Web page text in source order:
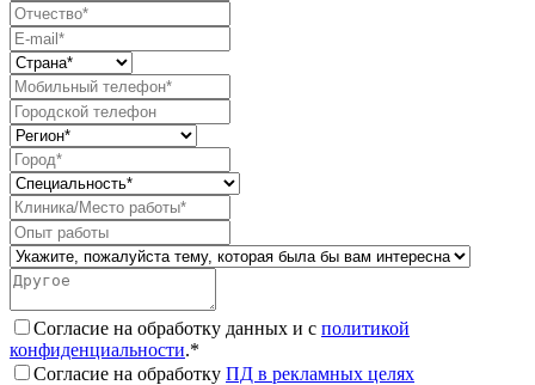
Согласие на обработку данных и с политикой
конфиденциальности.*
Согласие на обработку ПД в рекламных целях